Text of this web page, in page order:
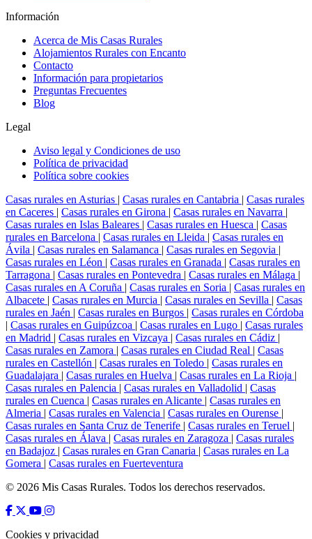
Información
Acerca de Mis Casas Rurales
Alojamientos Rurales con Encanto
Contacto
Información para propietarios
Preguntas Frecuentes
Blog
Legal
Aviso legal y Condiciones de uso
Política de privacidad
Política sobre cookies
Casas rurales en Asturias | Casas rurales en Cantabria | Casas rurales
en Caceres | Casas rurales en Girona | Casas rurales en Navarra |
Casas rurales en Islas Baleares | Casas rurales en Huesca | Casas
rurales en Barcelona | Casas rurales en Lleida | Casas rurales en
Ávila | Casas rurales en Salamanca | Casas rurales en Segovia |
Casas rurales en Léon | Casas rurales en Granada | Casas rurales en
Tarragona | Casas rurales en Pontevedra | Casas rurales en Málaga |
Casas rurales en A Coruña | Casas rurales en Soria | Casas rurales en
Albacete | Casas rurales en Murcia | Casas rurales en Sevilla | Casas
rurales en Jaén | Casas rurales en Burgos | Casas rurales en Córdoba
| Casas rurales en Guipúzcoa | Casas rurales en Lugo | Casas rurales
en Madrid | Casas rurales en Vizcaya | Casas rurales en Cádiz |
Casas rurales en Zamora | Casas rurales en Ciudad Real | Casas
rurales en Castellón | Casas rurales en Toledo | Casas rurales en
Guadalajara | Casas rurales en Huelva | Casas rurales en La Rioja |
Casas rurales en Palencia | Casas rurales en Valladolid | Casas
rurales en Cuenca | Casas rurales en Alicante | Casas rurales en
Almeria | Casas rurales en Valencia | Casas rurales en Ourense |
Casas rurales en Santa Cruz de Tenerife | Casas rurales en Teruel |
Casas rurales en Álava | Casas rurales en Zaragoza | Casas rurales
en Badajoz | Casas rurales en Gran Canaria | Casas rurales en La
Gomera | Casas rurales en Fuerteventura
© 2026 Mis Casas Rurales. Todos los derechos reservados.
Cookies y privacidad